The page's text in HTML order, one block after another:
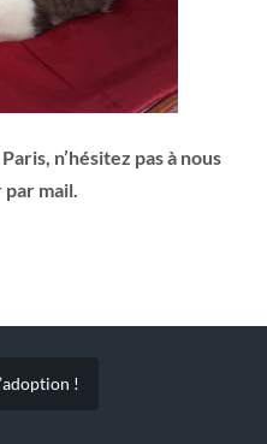
n’hésitez pas à nous
mail.
!